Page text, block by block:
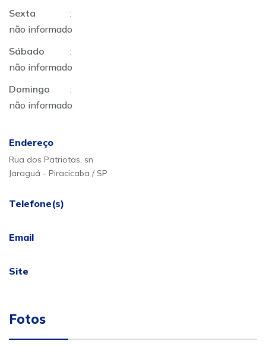
Sexta
:
não informado
Sábado
:
não informado
Domingo
:
não informado
Endereço
Rua dos Patriotas, sn
Jaraguá - Piracicaba / SP
Telefone(s)
Email
Site
Fotos